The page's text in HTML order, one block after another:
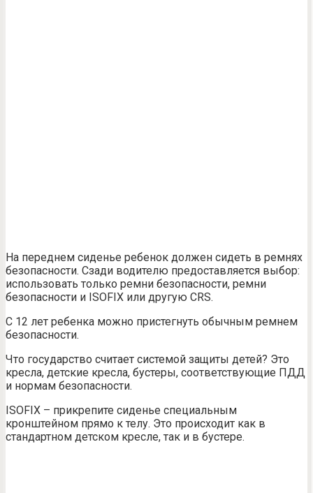
На переднем сиденье ребенок должен сидеть в ремнях
безопасности. Сзади водителю предоставляется выбор:
использовать только ремни безопасности, ремни
безопасности и ISOFIX или другую CRS.
С 12 лет ребенка можно пристегнуть обычным ремнем
безопасности.
Что государство считает системой защиты детей? Это
кресла, детские кресла, бустеры, соответствующие ПДД
и нормам безопасности.
ISOFIX – прикрепите сиденье специальным
кронштейном прямо к телу. Это происходит как в
стандартном детском кресле, так и в бустере.